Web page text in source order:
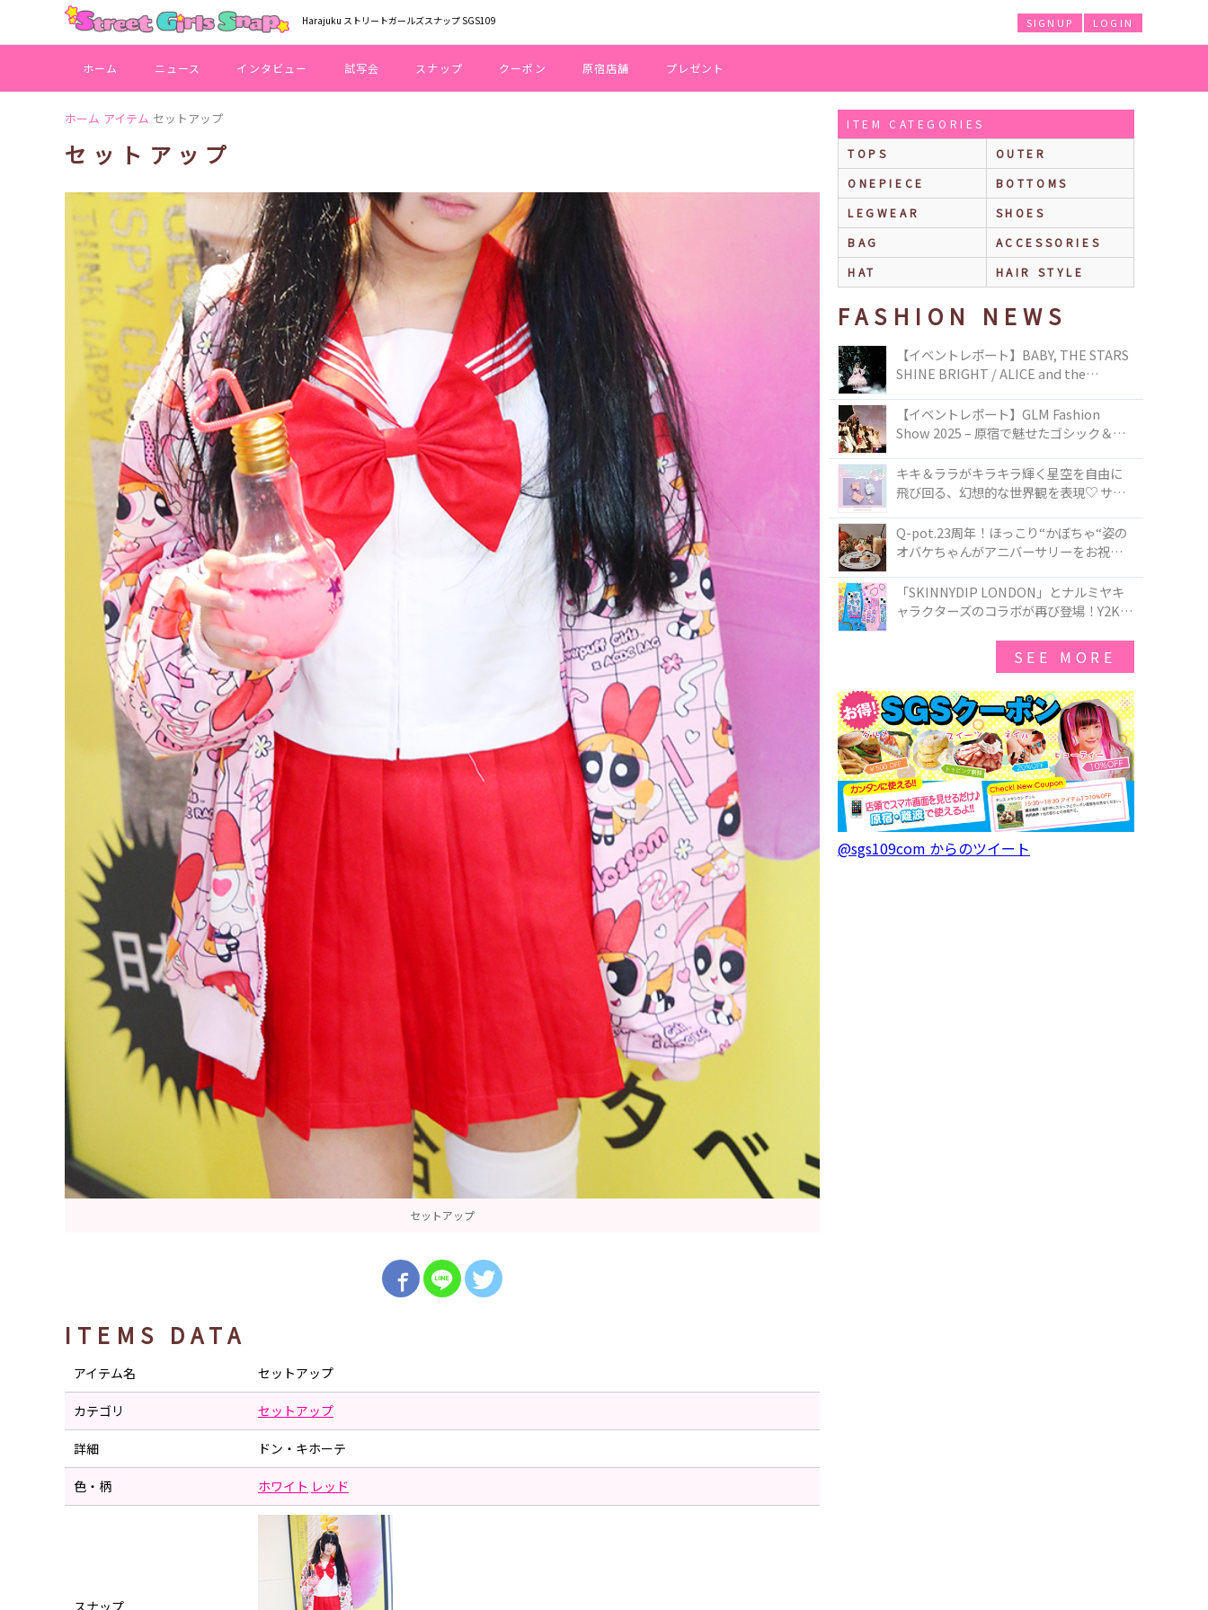
Harajuku ストリートガールズスナップ SGS109 LOGIN
SIGNUP
ホーム ニュース インタビュー 試写会 スナップ クーポン 原宿店舗 プレゼント
ホーム アイテム セットアップ
セットアップ
セットアップ
ITEMS DATA
アイテム名 セットアップ
カテゴリ セットアップ
詳細 ドン・キホーテ
色・柄 ホワイト レッド
スナップ
ITEM CATEGORIES
TOPS
OUTER
ONEPIECE
BOTTOMS
LEGWEAR
SHOES
BAG
ACCESSORIES
HAT
HAIR STYLE
FASHION NEWS
【イベントレポート】BABY, THE STARS
SHINE BRIGHT / ALICE and the
TOKYO
【イベントレポート】GLM Fashion
Show 2025 – 原宿で魅せたゴシック＆ロ
キキ＆ララがキラキラ輝く星空を自由に
飛び回る、幻想的な世界観を表現♡ サマ
50周年アニバーサリーイヤー』を記念し
たコレクションが登場
Q-pot.23周年！ほっこり“かぼちゃ“姿の
オバケちゃんがアニバーサリーをお祝い
ー」が新発売！Q-pot CAFE.では「かぼち
ゃのオバケーキプレート」も登場
「SKINNYDIP LONDON」とナルミヤキ
ャラクターズのコラボが再び登場！Y2Kム
SEE MORE
@sgs109com からのツイート